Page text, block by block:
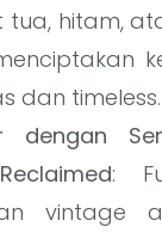
tua, hitam,
dan timeless.
dengan
:
vintage